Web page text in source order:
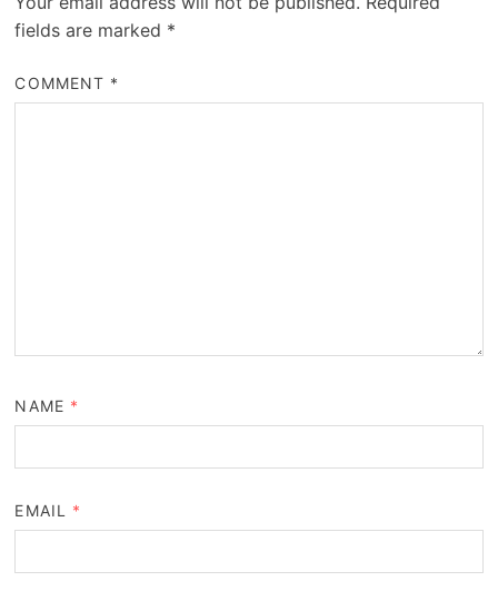
fields are marked *
COMMENT *
NAME *
EMAIL *